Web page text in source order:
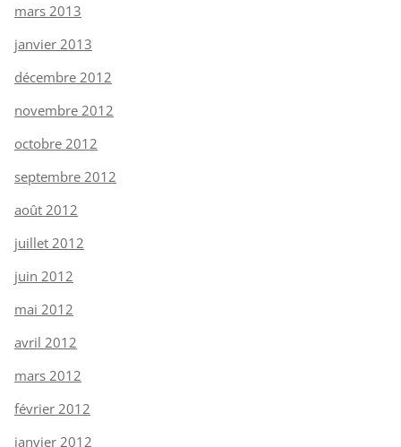
mars 2013
janvier 2013
décembre 2012
novembre 2012
octobre 2012
septembre 2012
août 2012
juillet 2012
juin 2012
mai 2012
avril 2012
mars 2012
février 2012
janvier 2012